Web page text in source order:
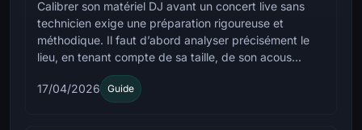
Calibrer son matériel DJ avant un concert live sans
technicien exige une préparation rigoureuse et
méthodique. Il faut d’abord analyser précisément le
lieu, en tenant compte de sa taille, de son acous...
17/04/2026 Guide